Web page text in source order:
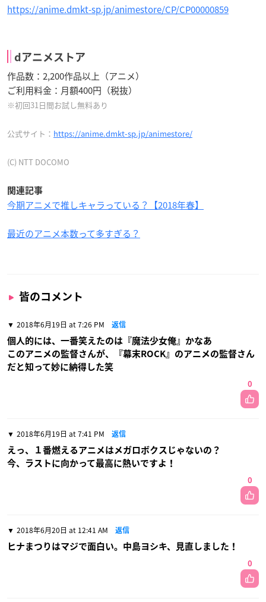
https://anime.dmkt-sp.jp/animestore/CP/CP00000859
dアニメストア
作品数：2,200作品以上（アニメ）
ご利用料金：月額400円（税抜）
※初回31日間お試し無料あり
公式サイト： https://anime.dmkt-sp.jp/animestore/
(C) NTT DOCOMO
関連記事
今期アニメで推しキャラっている？【2018年春】
最近のアニメ本数って多すぎる？
皆のコメント
2018年6月19日 at 7:26 PM 返信
個人的には、一番笑えたのは『魔法少女俺』かなあ
このアニメの監督さんが、『幕末ROCK』のアニメの監督さん
だと知って妙に納得した笑
0
2018年6月19日 at 7:41 PM 返信
えっ、１番燃えるアニメはメガロボクスじゃないの？
今、ラストに向かって最高に熱いですよ！
0
2018年6月20日 at 12:41 AM 返信
ヒナまつりはマジで面白い。中島ヨシキ、見直しました！
0